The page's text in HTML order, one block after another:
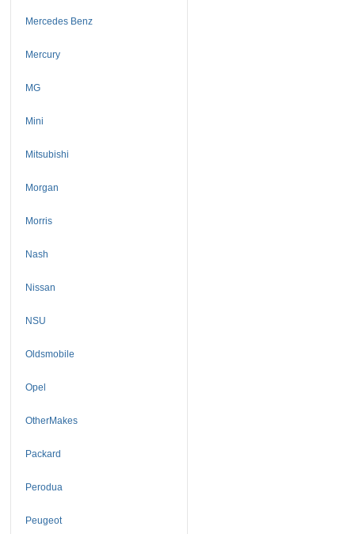
Mercedes Benz
Mercury
MG
Mini
Mitsubishi
Morgan
Morris
Nash
Nissan
NSU
Oldsmobile
Opel
OtherMakes
Packard
Perodua
Peugeot